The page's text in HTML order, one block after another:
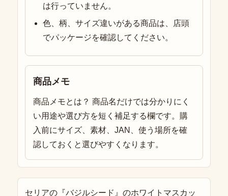
は行っていません。
色、柄、サイズ違いがある商品は、店頭
でパッケージを確認してください。
商品メモ
商品メモとは？ 商品名だけでは分かりにく
い用途や選び方を短く補足する欄です。購
入前にサイズ、素材、JAN、使う場所を確
認しておくと選びやすくなります。
セリアの『バジルシード』のホワイトマスカッ